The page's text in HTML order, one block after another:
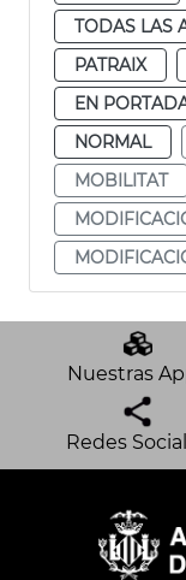
TODAS LAS
PATRAIX
EN
NORMAL
MOBILITAT
Nuestras
Redes